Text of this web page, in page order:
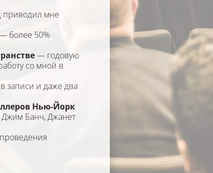
приводил мне
более 50%
— годовую
со мной в
записи и даже два
Нью-Йорк
Банч, Джанет